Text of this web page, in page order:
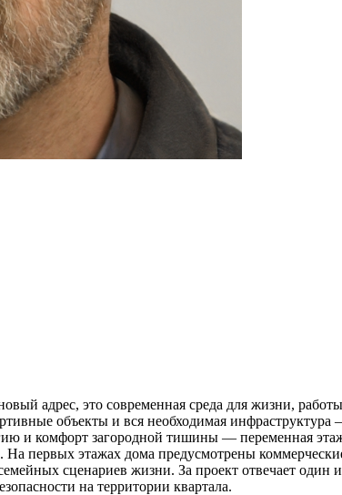
адрес, это современная среда для жизни,
объекты и вся необходимая
и комфорт загородной тишины — переменная
первых этажах дома предусмотрены
сценариев жизни. За проект отвечает один
на территории квартала.